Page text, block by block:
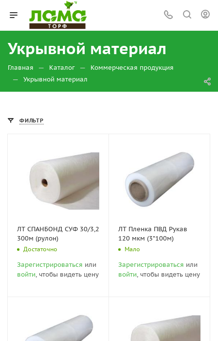
Укрывной материал
Главная — Каталог — Коммерческая продукция
— Укрывной материал
ФИЛЬТР
ЛТ СПАНБОНД СУФ 30/3,2
300м (рулон)
Достаточно
Зарегистрироваться или
войти, чтобы видеть цену
ЛТ Пленка ПВД Рукав
120 мкм (3*100м)
Мало
Зарегистрироваться или
войти, чтобы видеть цену